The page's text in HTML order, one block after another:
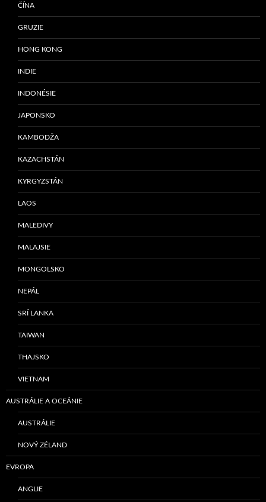
ČÍNA
GRUZIE
HONG KONG
INDIE
INDONÉSIE
JAPONSKO
KAMBODŽA
KAZACHSTÁN
KYRGYZSTÁN
LAOS
MALEDIVY
MALAJSIE
MONGOLSKO
NEPÁL
SRÍ LANKA
TAIWAN
THAJSKO
VIETNAM
AUSTRÁLIE A OCEÁNIE
AUSTRÁLIE
NOVÝ ZÉLAND
EVROPA
ANGLIE